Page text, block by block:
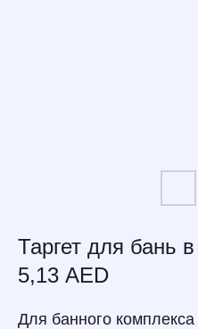
Таргет для бань
5,13 AED
Для банного